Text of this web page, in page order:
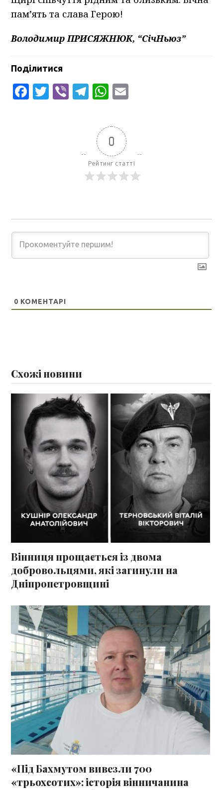
пам’ять та слава Герою!
Володимир ПРИСЯЖНЮК, “СічНьюз”
Поділитися
Facebook
Twitter
ViberTelegram
WhatsApp
0
Рейтинг статті
0 КОМЕНТАРІ
Схожі новини
Вінниця прощається із двома
добровольцями, які загинули на
Дніпропетровщині
«Під Бахмутом вивезли 700
«трьохсотих»: історія вінничанина